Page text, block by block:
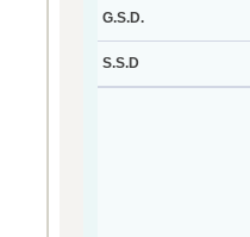
G.S.D.
S.S.D